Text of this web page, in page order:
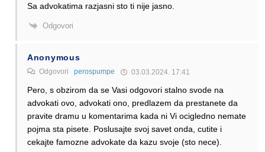
Sa advokatima razjasni sto ti nije jasno.
Odgovori
Anonymous
Odgovori perospumpe 03.03.2024. 17:41
Pero, s obzirom da se Vasi odgovori stalno svode na
advokati ovo, advokati ono, predlazem da prestanete da
pravite dramu u komentarima kada ni Vi ocigledno nemate
pojma sta pisete. Poslusajte svoj savet onda, cutite i
cekajte famozne advokate da kazu svoje (sto nece).